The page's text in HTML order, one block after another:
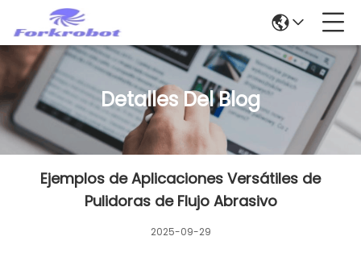
Detalles Del Blog
Ejemplos de Aplicaciones Versátiles de
Pulidoras de Flujo Abrasivo
2025-09-29